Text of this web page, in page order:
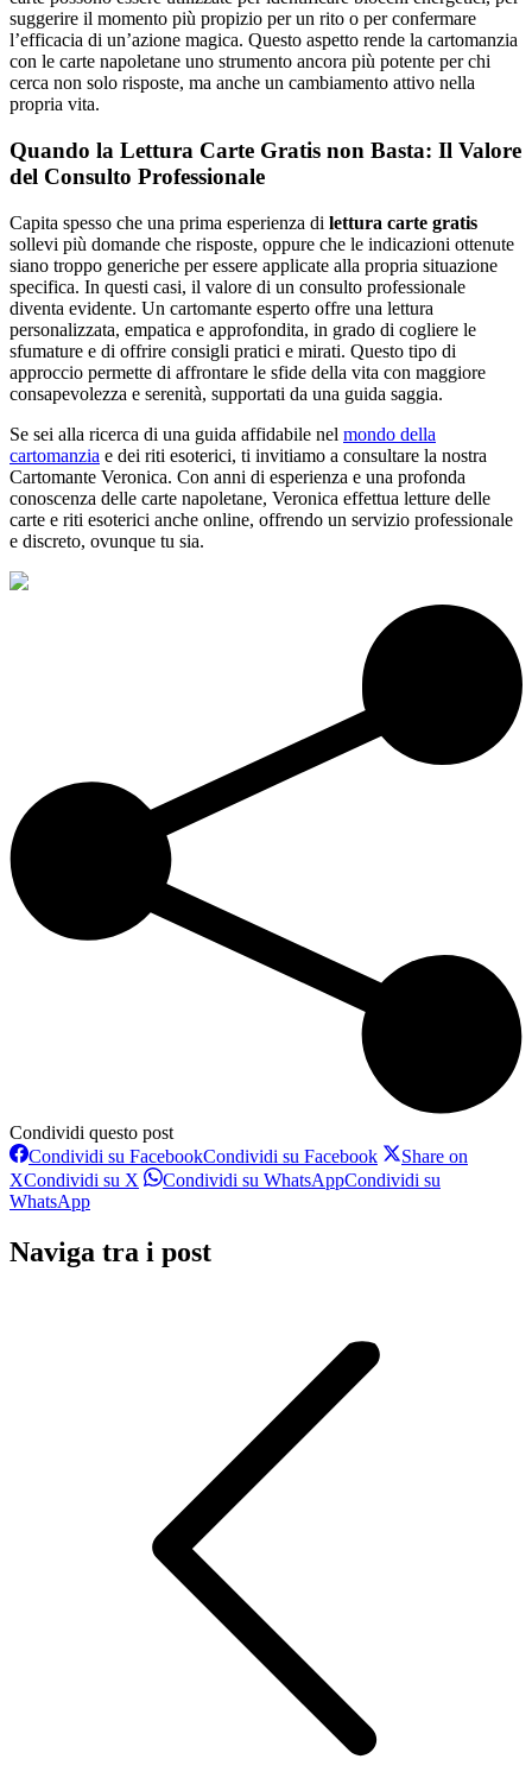
suggerire il momento più propizio per un rito o per confermare
l’efficacia di un’azione magica. Questo aspetto rende la cartomanzia
con le carte napoletane uno strumento ancora più potente per chi
cerca non solo risposte, ma anche un cambiamento attivo nella
propria vita.
Quando la Lettura Carte Gratis non Basta: Il Valore
del Consulto Professionale
Capita spesso che una prima esperienza di lettura carte gratis
sollevi più domande che risposte, oppure che le indicazioni ottenute
siano troppo generiche per essere applicate alla propria situazione
specifica. In questi casi, il valore di un consulto professionale
diventa evidente. Un cartomante esperto offre una lettura
personalizzata, empatica e approfondita, in grado di cogliere le
sfumature e di offrire consigli pratici e mirati. Questo tipo di
approccio permette di affrontare le sfide della vita con maggiore
consapevolezza e serenità, supportati da una guida saggia.
Se sei alla ricerca di una guida affidabile nel mondo della
cartomanzia e dei riti esoterici, ti invitiamo a consultare la nostra
Cartomante Veronica. Con anni di esperienza e una profonda
conoscenza delle carte napoletane, Veronica effettua letture delle
carte e riti esoterici anche online, offrendo un servizio professionale
e discreto, ovunque tu sia.
Condividi questo post
Condividi su FacebookCondividi su Facebook
Share on
XCondividi su X Condividi su WhatsAppCondividi su
WhatsApp
Naviga tra i post